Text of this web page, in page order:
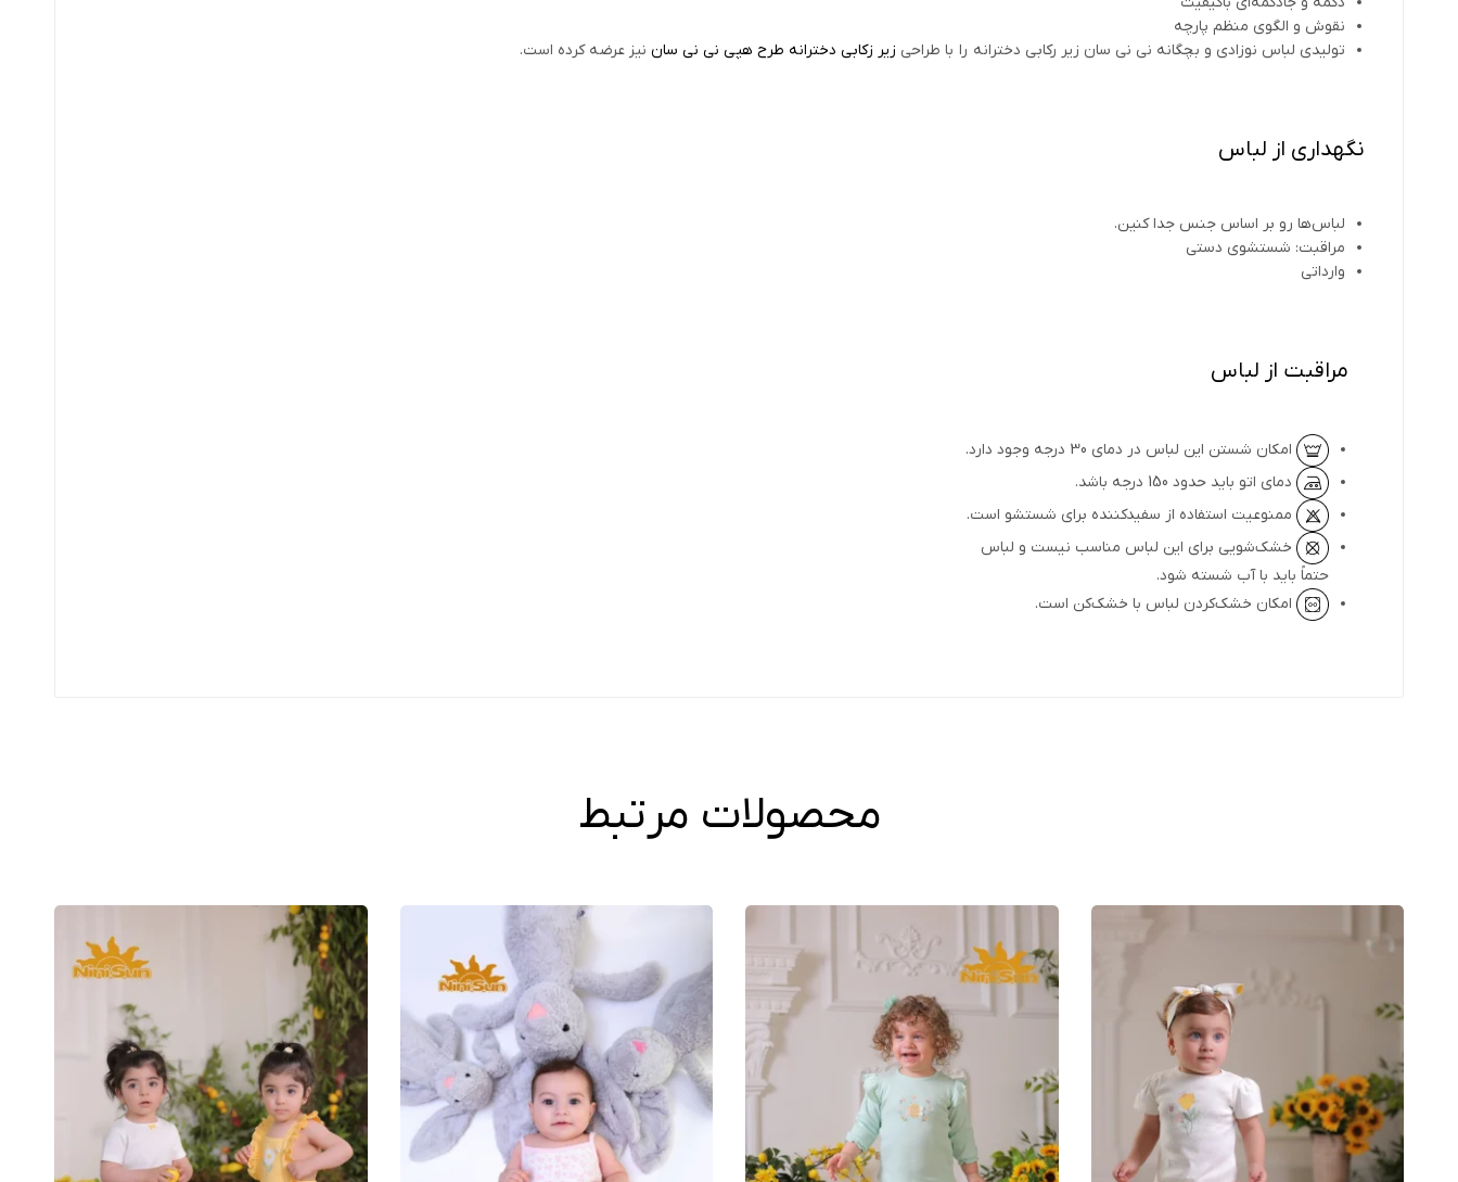
نقوش و الگوی منظم پارچه
تولیدی لباس نوزادی و بچگانه نی نی سان زیر رکابی دخترانه را با طراحی زیر زکابی دخترانه طرح هپی نی نی سان نیز عرضه کرده است.
نگهداری از لباس
لباس‌ها رو بر اساس جنس جدا کنین.
مراقبت: شستشوی دستی
وارداتی
مراقبت از لباس
امکان شستن این لباس در دمای 30 درجه وجود دارد.
دمای اتو باید حدود 150 درجه باشد.
ممنوعیت استفاده از سفیدکننده برای شستشو است.
خشک‌شویی برای این لباس مناسب نیست و لباس
حتماً باید با آب شسته شود.
امکان خشک‌کردن لباس با خشک‌کن است.
محصولات مرتبط